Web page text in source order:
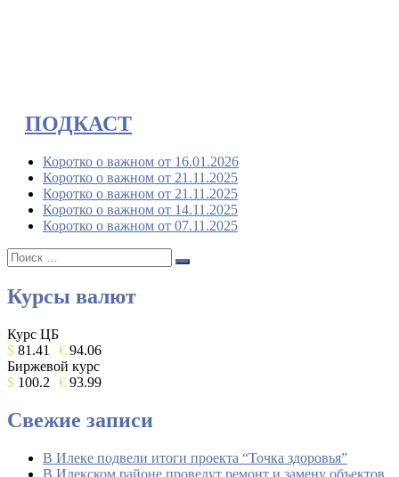
ПОДКАСТ
Коротко о важном от 16.01.2026
Коротко о важном от 21.11.2025
Коротко о важном от 21.11.2025
Коротко о важном от 14.11.2025
Коротко о важном от 07.11.2025
Поиск:
Поиск
Курсы валют
Курс ЦБ
$ 81.41 € 94.06
Биржевой курс
$ 100.2 € 93.99
Свежие записи
В Илеке подвели итоги проекта “Точка здоровья”
В Илекском районе проведут ремонт и замену объектов